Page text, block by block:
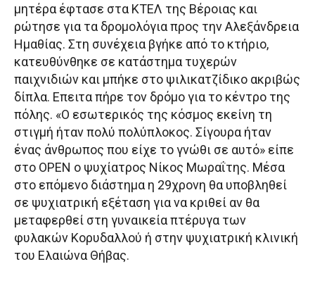
μητέρα έφτασε στα ΚΤΕΛ της Βέροιας και
ρώτησε για τα δρομολόγια προς την Αλεξάνδρεια
Ημαθίας. Στη συνέχεια βγήκε από το κτήριο,
κατευθύνθηκε σε κατάστημα τυχερών
παιχνιδιών και μπήκε στο ψιλικατζίδικο ακριβώς
δίπλα. Επειτα πήρε τον δρόμο για το κέντρο της
πόλης. «Ο εσωτερικός της κόσμος εκείνη τη
στιγμή ήταν πολύ πολύπλοκος. Σίγουρα ήταν
ένας άνθρωπος που είχε το γνώθι σε αυτό» είπε
στο OPEN ο ψυχίατρος Νίκος Μωραΐτης. Μέσα
στο επόμενο διάστημα η 29χρονη θα υποβληθεί
σε ψυχιατρική εξέταση για να κριθεί αν θα
μεταφερθεί στη γυναικεία πτέρυγα των
φυλακών Κορυδαλλού ή στην ψυχιατρική κλινική
του Ελαιώνα Θήβας.